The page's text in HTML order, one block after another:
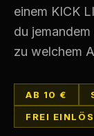
einem KICK
du
zu welchem
AB 10 €
FREI